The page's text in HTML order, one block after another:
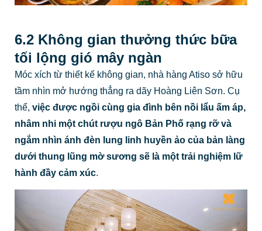
6.2 Không gian thưởng thức bữa
tối lộng gió mây ngàn
Móc xích từ thiết kế không gian, nhà hàng Atiso sở hữu
tầm nhìn mở hướng thẳng ra dãy Hoàng Liên Sơn. Cụ
thể, việc được ngồi cùng gia đình bên nồi lẩu ấm áp,
nhâm nhi một chút rượu ngô Bản Phố rạng rỡ và
ngắm nhìn ánh đèn lung linh huyền ảo của bản làng
dưới thung lũng mờ sương sẽ là một trải nghiệm lữ
hành đầy cảm xúc.